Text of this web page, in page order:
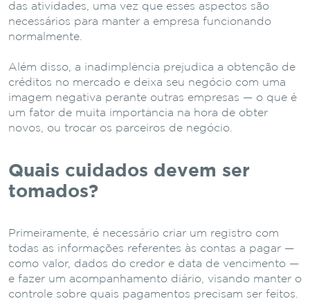
das atividades, uma vez que esses aspectos são
necessários para manter a empresa funcionando
normalmente.
Além disso, a inadimplência prejudica a obtenção de
créditos no mercado e deixa seu negócio com uma
imagem negativa perante outras empresas — o que é
um fator de muita importância na hora de obter
novos, ou trocar os parceiros de negócio.
Quais cuidados devem ser
tomados?
Primeiramente, é necessário criar um registro com
todas as informações referentes às contas a pagar —
como valor, dados do credor e data de vencimento —
e fazer um acompanhamento diário, visando manter o
controle sobre quais pagamentos precisam ser feitos.